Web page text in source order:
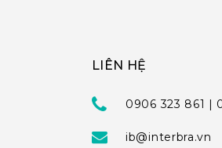
LIÊN HỆ
0906 323 861 |
ib@interbra.vn